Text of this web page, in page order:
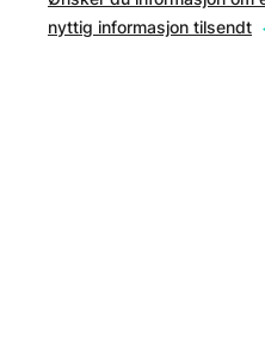
nyttig informasjon tilsendt